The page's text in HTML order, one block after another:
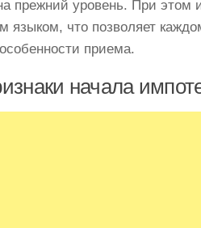
прежний уровень. При этом
языком, что позволяет
приема.
начала